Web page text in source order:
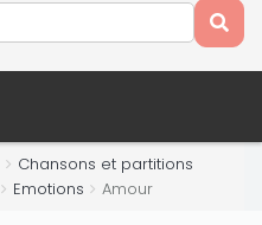
Chansons et partitions
Emotions Amour